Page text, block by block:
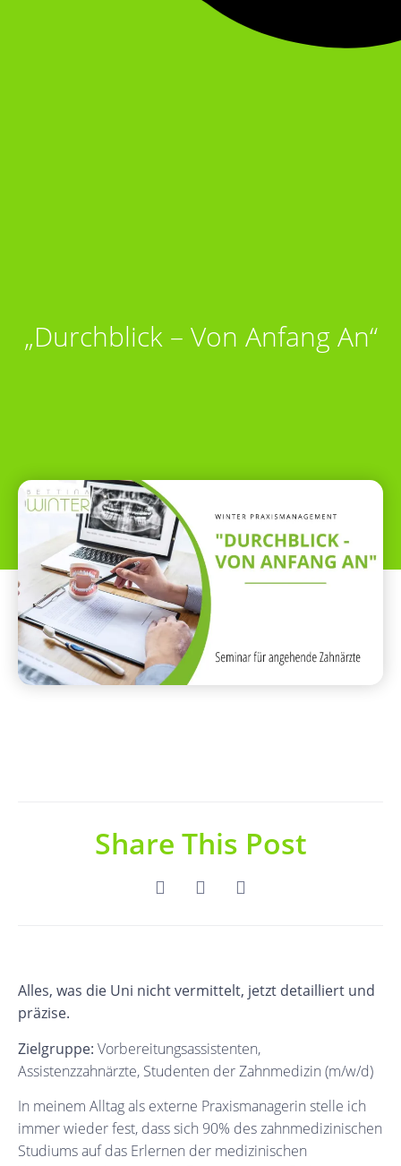
„Durchblick – Von Anfang An“
Share This Post
Alles, was die Uni nicht vermittelt, jetzt detailliert und
präzise.
Zielgruppe: Vorbereitungsassistenten,
Assistenzzahnärzte, Studenten der Zahnmedizin (m/w/d)
In meinem Alltag als externe Praxismanagerin stelle ich
immer wieder fest, dass sich 90% des zahnmedizinischen
Studiums auf das Erlernen der medizinischen